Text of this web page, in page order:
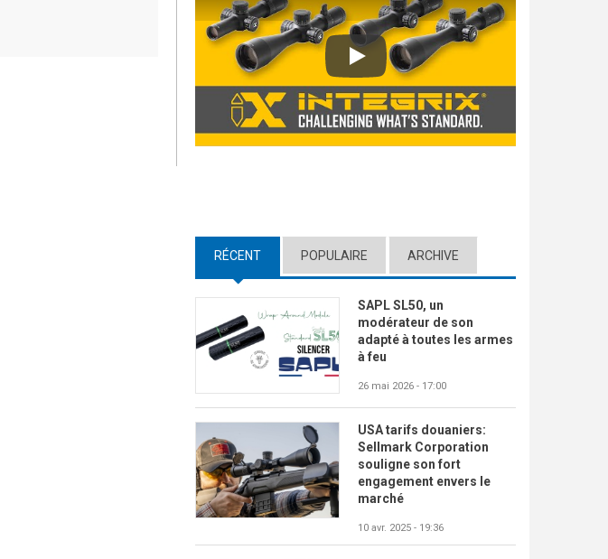
Play
RÉCENT (ACTIVE TAB)
POPULAIRE ARCHIVE
SAPL SL50, un
modérateur de son
adapté à toutes les armes
à feu
26 mai 2026 - 17:00
USA tarifs douaniers:
Sellmark Corporation
souligne son fort
engagement envers le
marché
10 avr. 2025 - 19:36